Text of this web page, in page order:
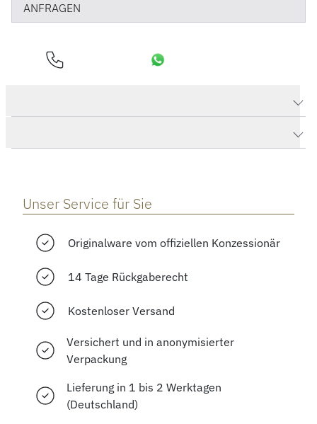
ANFRAGEN
Unser Service für Sie
Originalware vom offiziellen Konzessionär
14 Tage Rückgaberecht
Kostenloser Versand
Versichert und in anonymisierter
Verpackung
Lieferung in 1 bis 2 Werktagen
(Deutschland)